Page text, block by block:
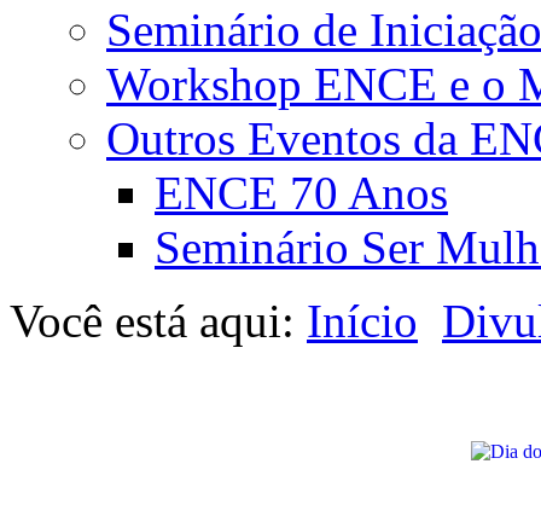
Seminário de
Workshop ENCE e o
Outros Eventos da
ENCE 70 Anos
Seminário Ser
Você está aqui: Início